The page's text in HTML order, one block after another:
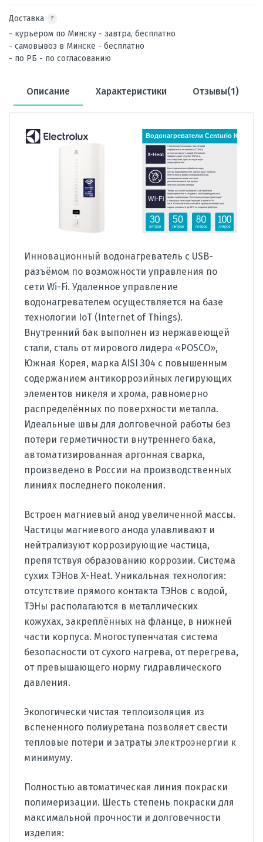
Доставка ?
- курьером по Минску - завтра, бесплатно
- самовывоз в Минске - бесплатно
- по РБ - по согласованию
Описание Характеристики Отзывы(1)
Инновационный водонагреватель с USB-
разъёмом по возможности управления по
сети Wi-Fi. Удаленное управление
водонагревателем осуществляется на базе
технологии IoT (Internet of Things).
Внутренний бак выполнен из нержавеющей
стали, сталь от мирового лидера «POSCO»,
Южная Корея, марка AISI 304 с повышенным
содержанием антикоррозийных легирующих
элементов никеля и хрома, равномерно
распределённых по поверхности металла.
Идеальные швы для долговечной работы без
потери герметичности внутреннего бака,
автоматизированная аргонная сварка,
произведено в России на производственных
линиях последнего поколения.
Встроен магниевый анод увеличенной массы.
Частицы магниевого анода улавливают и
нейтрализуют коррозирующие частица,
препятствуя образованию коррозии. Система
сухих ТЭНов X-Heat. Уникальная технология:
отсутствие прямого контакта ТЭНов с водой,
ТЭНы располагаются в металлических
кожухах, закреплённых на фланце, в нижней
части корпуса. Многоступенчатая система
безопасности от сухого нагрева, от перегрева,
от превышающего норму гидравлического
давления.
Экологически чистая теплоизоляция из
вспененного полиуретана позволяет свести
тепловые потери и затраты электроэнергии к
минимуму.
Полностью автоматическая линия покраски
полимеризации. Шесть степень покраски для
максимальной прочности и долговечности
изделия: